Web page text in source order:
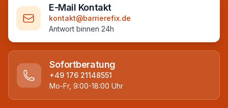
E-Mail Kontakt
kontakt@barrierefix.de
Antwort binnen 24h
Sofortberatung
+49 176 21148551
Mo-Fr, 9:00-18:00 Uhr